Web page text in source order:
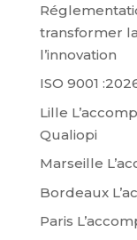
transformer
l’innovation
ISO 9001
Lille
Qualiopi
Marseille
Bordeaux
Paris